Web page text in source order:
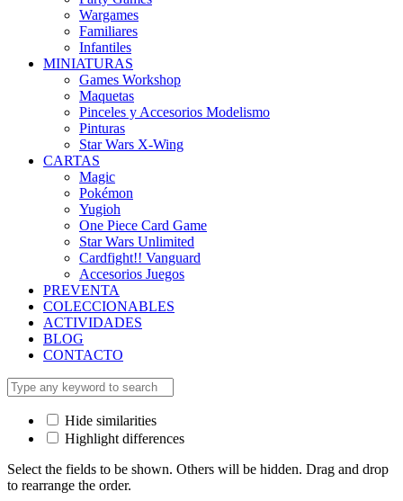
Wargames
Familiares
Infantiles
MINIATURAS
Games Workshop
Maquetas
Pinceles y Accesorios Modelismo
Pinturas
Star Wars X-Wing
CARTAS
Magic
Pokémon
Yugioh
One Piece Card Game
Star Wars Unlimited
Cardfight!! Vanguard
Accesorios Juegos
PREVENTA
COLECCIONABLES
ACTIVIDADES
BLOG
CONTACTO
Hide similarities
Highlight differences
Select the fields to be shown. Others will be hidden. Drag and drop
to rearrange the order.